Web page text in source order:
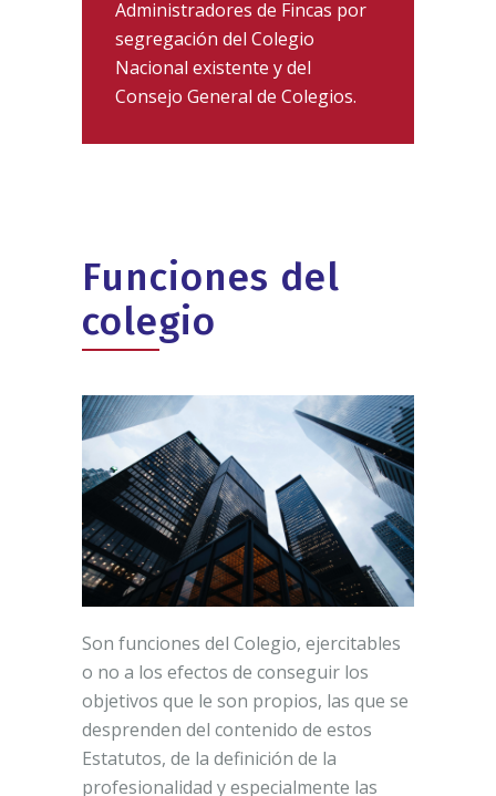
Administradores de Fincas por
segregación del Colegio
Nacional existente y del
Consejo General de Colegios.
Funciones del
colegio
Son funciones del Colegio, ejercitables
o no a los efectos de conseguir los
objetivos que le son propios, las que se
desprenden del contenido de estos
Estatutos, de la definición de la
profesionalidad y especialmente las